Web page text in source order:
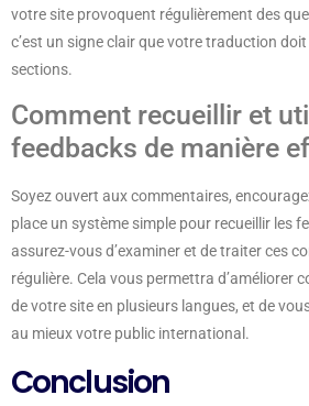
votre site provoquent régulièrement des
c’est un signe clair que votre traduction
sections.
Comment recueillir et
feedbacks de manière
Soyez ouvert aux commentaires,
place un système simple pour recueillir les
assurez-vous d’examiner et de traiter ces
régulière. Cela vous permettra d’améliorer
de votre site en plusieurs langues, et de
au mieux votre public international.
Conclusion